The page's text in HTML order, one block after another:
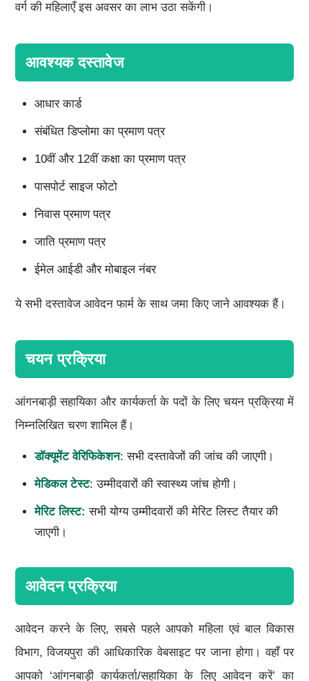
वर्ग की महिलाएँ इस अवसर का लाभ उठा सकेंगी।
आवश्यक दस्तावेज
आधार कार्ड
संबंधित डिप्लोमा का प्रमाण पत्र
10वीं और 12वीं कक्षा का प्रमाण पत्र
पासपोर्ट साइज फोटो
निवास प्रमाण पत्र
जाति प्रमाण पत्र
ईमेल आईडी और मोबाइल नंबर
ये सभी दस्तावेज आवेदन फार्म के साथ जमा किए जाने आवश्यक हैं।
चयन प्रक्रिया
आंगनबाड़ी सहायिका और कार्यकर्ता के पदों के लिए चयन प्रक्रिया में
निम्नलिखित चरण शामिल हैं।
डॉक्यूमेंट वेरिफिकेशन: सभी दस्तावेजों की जांच की जाएगी।
मेडिकल टेस्ट: उम्मीदवारों की स्वास्थ्य जांच होगी।
मेरिट लिस्ट: सभी योग्य उम्मीदवारों की मेरिट लिस्ट तैयार की
जाएगी।
आवेदन प्रक्रिया
आवेदन करने के लिए, सबसे पहले आपको महिला एवं बाल विकास
विभाग, विजयपुरा की आधिकारिक वेबसाइट पर जाना होगा। वहाँ पर
आपको ‘आंगनबाड़ी कार्यकर्ता/सहायिका के लिए आवेदन करें’ का